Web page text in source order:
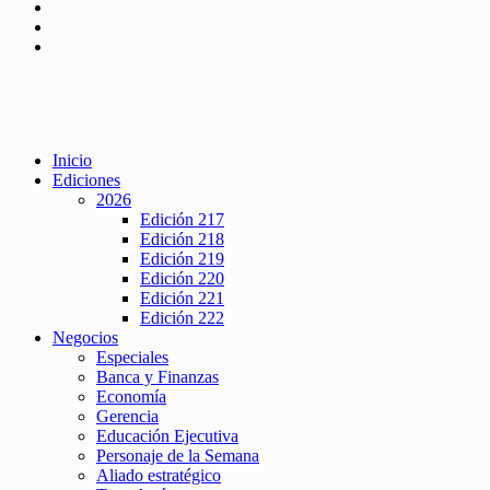
Inicio
Ediciones
2026
Edición 217
Edición 218
Edición 219
Edición 220
Edición 221
Edición 222
Negocios
Especiales
Banca y Finanzas
Economía
Gerencia
Educación Ejecutiva
Personaje de la Semana
Aliado estratégico